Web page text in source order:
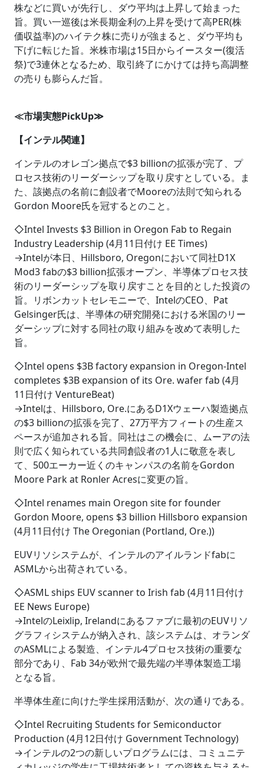
株などに買いが先行し、ダウ平均は上昇して始まった
旨。買い一巡後は米長期金利の上昇を受けて高PER(株
価収益率)のハイテク株に売りが強まると、ダウ平均も
下げに転じた旨。米株市場は15日からイースター(復活
祭)で3連休となるため、取引終了にかけては持ち高調整
の売りも膨らんだ旨。
≪市場実態PickUp≫
【インテル関連】
インテルのオレゴン拠点で$3 billionの拡張が完了、プ
ロセス技術のリーダーシップを取り戻すとしている。ま
た、該拠点の名前に創設者でMooreの法則で知られる
Gordon Moore氏を冠するとのこと。
◇Intel Invests $3 Billion in Oregon Fab to Regain
Industry Leadership (4月11日付け EE Times)
→Intelが本日、Hillsboro, Oregonにおいて同社D1X
Mod3 fabの$3 billion拡張オープン、半導体プロセス技
術のリーダーシップを取り戻すことを目的とした投資の
旨。リボンカットセレモニーで、IntelのCEO、Pat
Gelsinger氏は、半導体の研究開発における米国のリー
ダーシップに対する同社の取り組みを改めて表明した
旨。
◇Intel opens $3B factory expansion in Oregon-Intel
completes $3B expansion of its Ore. wafer fab (4月
11日付け VentureBeat)
→Intelは、Hillsboro, Ore.にあるD1Xウェーハ製造拠点
の$3 billionの拡張を完了、27万平方フィートの生産ス
ペースが追加される旨。同社はこの機会に、ムーアの法
則で広く知られている共同創設者の1人に敬意を表し
て、500エーカー近くのキャンパスの名前をGordon
Moore Park at Ronler Acresに変更の旨。
◇Intel renames main Oregon site for founder
Gordon Moore, opens $3 billion Hillsboro expansion
(4月11日付け The Oregonian (Portland, Ore.))
EUVリソシステムが、インテルのアイルランドfabに
ASMLから出荷されている。
◇ASML ships EUV scanner to Irish fab (4月11日付け
EE News Europe)
→IntelのLeixlip, Irelandにあるファブに最初のEUVリソ
グラフィシステムが納入され、該システムは、オランダ
のASMLによる製造、インテル4プロセス技術の重要な
部分であり、Fab 34が欧州で最先端の半導体製造工場
となる旨。
半導体生産に向けた学生採用活動が、次の通りである。
◇Intel Recruiting Students for Semiconductor
Production (4月12日付け Government Technology)
→インテルの2つの新しいプログラムには、コミュニテ